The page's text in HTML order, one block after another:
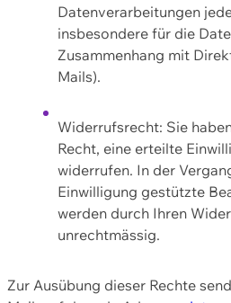
Datenverarbeitungen
insbesondere für die
Zusammenhang mit
Mails).
Widerrufsrecht: Sie
Recht, eine erteilte
widerrufen. In der
Einwilligung gestützte
werden durch Ihren
unrechtmässig.
Zur Ausübung dieser Rechte